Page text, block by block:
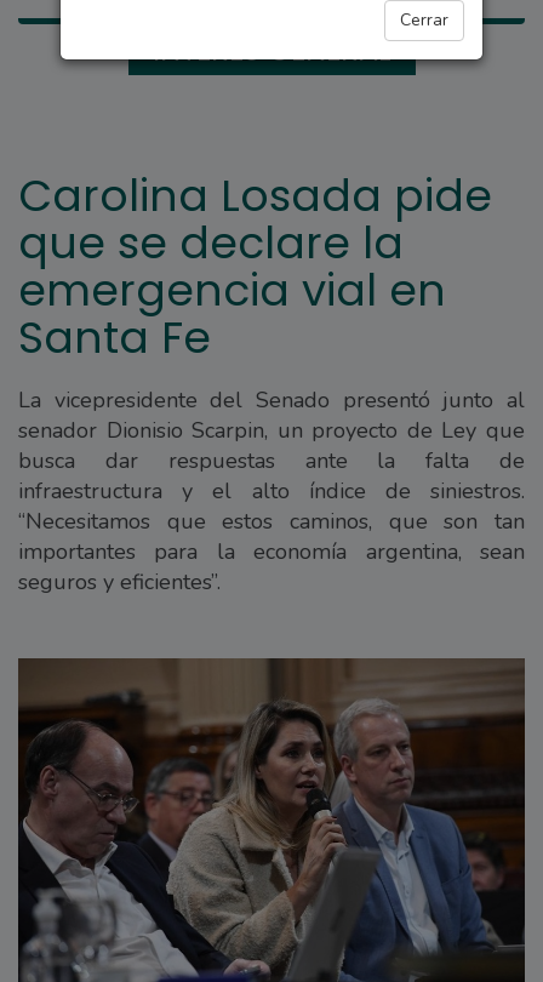
Cerrar
INTERÉS GENERAL
Carolina Losada pide
que se declare la
emergencia vial en
Santa Fe
La vicepresidente del Senado presentó junto al
senador Dionisio Scarpin, un proyecto de Ley que
busca dar respuestas ante la falta de
infraestructura y el alto índice de siniestros.
“Necesitamos que estos caminos, que son tan
importantes para la economía argentina, sean
seguros y eficientes”.